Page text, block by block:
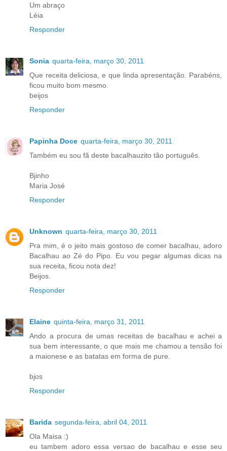
Um abraço
Léia
Responder
Sonia quarta-feira, março 30, 2011
Que receita deliciosa, e que linda apresentação. Parabéns,
ficou muito bom mesmo.
beijos
Responder
Papinha Doce quarta-feira, março 30, 2011
Também eu sou fã deste bacalhauzito tão português.
Bjinho
Maria José
Responder
Unknown quarta-feira, março 30, 2011
Pra mim, é o jeito mais gostoso de comer bacalhau, adoro
Bacalhau ao Zé do Pipo. Eu vou pegar algumas dicas na
sua receita, ficou nota dez!
Beijos.
Responder
Elaine quinta-feira, março 31, 2011
Ando a procura de umas receitas de bacalhau e achei a
sua bem interessante, o que mais me chamou a tensão foi
a maionese e as batatas em forma de pure.
bjos
Responder
Barida segunda-feira, abril 04, 2011
Ola Maisa :)
eu tambem adoro essa versao de bacalhau e esse seu